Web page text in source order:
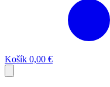
Košík 0,00 €